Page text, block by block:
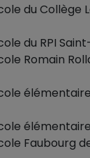
du Collège
du RPI
Romain
Faubourg